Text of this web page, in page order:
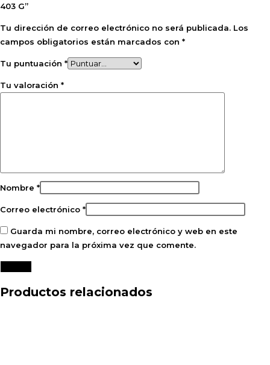
403 G”
Tu dirección de correo electrónico no será publicada. Los
campos obligatorios están marcados con *
Tu puntuación *
Tu valoración *
Nombre *
Correo electrónico *
Guarda mi nombre, correo electrónico y web en este
navegador para la próxima vez que comente.
Productos relacionados